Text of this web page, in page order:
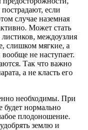
если
случае наземная
Может стать
междоузлия
слишком мягкие, а
не наступает.
Так что важно
а не класть его
необходимы. При
будет нормально
плодоношение.
землю и